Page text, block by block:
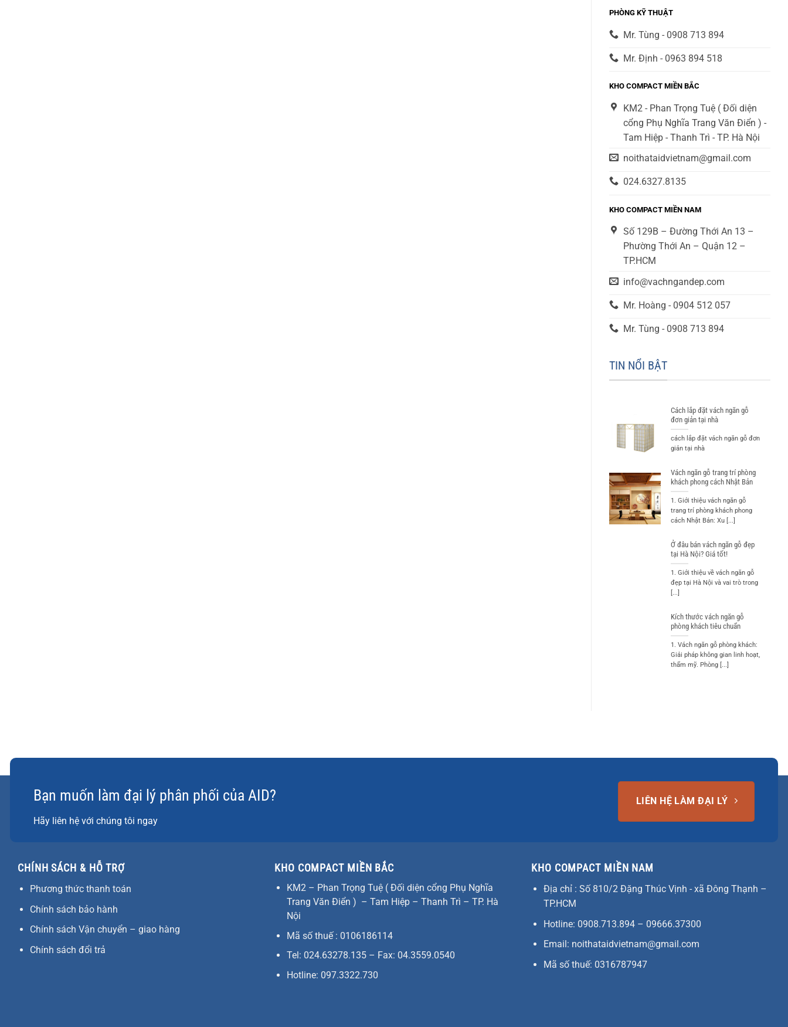
PHÒNG KỸ THUẬT
Mr. Tùng - 0908 713 894
Mr. Định - 0963 894 518
KHO COMPACT MIỀN BẮC
KM2 - Phan Trọng Tuệ ( Đối diện
cổng Phụ Nghĩa Trang Văn Điển ) -
Tam Hiệp - Thanh Trì - TP. Hà Nội
noithataidvietnam@gmail.com
024.6327.8135
KHO COMPACT MIỀN NAM
Số 129B – Đường Thới An 13 –
Phường Thới An – Quận 12 –
TP.HCM
info@vachngandep.com
Mr. Hoàng - 0904 512 057
Mr. Tùng - 0908 713 894
TIN NỔI BẬT
Cách lắp đặt vách ngăn gỗ
đơn giản tại nhà
cách lắp đặt vách ngăn gỗ đơn
giản tại nhà
Vách ngăn gỗ trang trí phòng
khách phong cách Nhật Bản
1. Giới thiệu vách ngăn gỗ
trang trí phòng khách phong
cách Nhật Bản: Xu [...]
Ở đâu bán vách ngăn gỗ đẹp
tại Hà Nội? Giá tốt!
1. Giới thiệu về vách ngăn gỗ
đẹp tại Hà Nội và vai trò trong
[...]
Kích thước vách ngăn gỗ
phòng khách tiêu chuẩn
1. Vách ngăn gỗ phòng khách:
Giải pháp không gian linh hoạt,
thẩm mỹ. Phòng [...]
Bạn muốn làm đại lý phân phối của AID?
Hãy liên hệ với chúng tôi ngay
LIÊN HỆ LÀM ĐẠI LÝ
CHÍNH SÁCH & HỖ TRỢ
Phương thức thanh toán
Chính sách bảo hành
Chính sách Vận chuyển – giao hàng
Chính sách đổi trả
KHO COMPACT MIỀN BẮC
KM2 – Phan Trọng Tuệ ( Đối diện cổng Phụ Nghĩa
Trang Văn Điển ) – Tam Hiệp – Thanh Trì – TP. Hà
Nội
Mã số thuế : 0106186114
Tel: 024.63278.135 – Fax: 04.3559.0540
Hotline: 097.3322.730
KHO COMPACT MIỀN NAM
Địa chỉ : Số 810/2 Đặng Thúc Vịnh - xã Đông Thạnh –
TP.HCM
Hotline: 0908.713.894 – 09666.37300
Email: noithataidvietnam@gmail.com
Mã số thuế: 0316787947